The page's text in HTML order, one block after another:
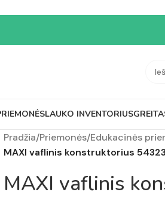
LAUKO INVENTORIUS
Pradžia/Priemonės/Edukacinės
MAXI vaflinis konstruktorius
MAXI vaflinis